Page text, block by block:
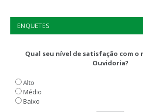
ENQUETES
Qual seu nível de satisfação com o
Ouvidoria?
Alto
Médio
Baixo